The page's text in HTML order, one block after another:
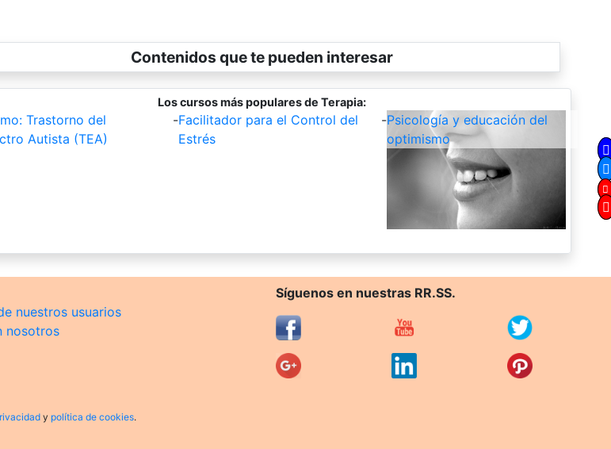
Contenidos que te pueden interesar
Los cursos más populares de Terapia:
Trastorno del
Autista (TEA)
-Facilitador para el Control del
Estrés
-Psicología y educación del
optimismo
nuestros usuarios
nosotros
Síguenos en nuestras RR.SS.
y política de cookies.